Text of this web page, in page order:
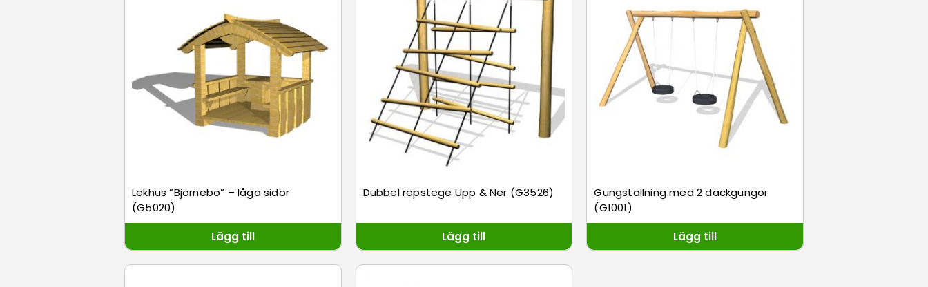
Lekhus ”Björnebo” – låga sidor
(G5020)
Lägg till
Dubbel repstege Upp & Ner (G3526)
Lägg till
Gungställning med 2 däckgungor
(G1001)
Lägg till